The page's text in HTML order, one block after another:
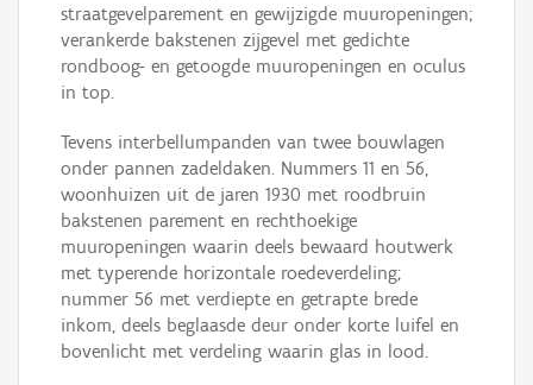
straatgevelparement en gewijzigde muuropeningen;
verankerde bakstenen zijgevel met gedichte
rondboog- en getoogde muuropeningen en oculus
in top.
Tevens interbellumpanden van twee bouwlagen
onder pannen zadeldaken. Nummers 11 en 56,
woonhuizen uit de jaren 1930 met roodbruin
bakstenen parement en rechthoekige
muuropeningen waarin deels bewaard houtwerk
met typerende horizontale roedeverdeling;
nummer 56 met verdiepte en getrapte brede
inkom, deels beglaasde deur onder korte luifel en
bovenlicht met verdeling waarin glas in lood.